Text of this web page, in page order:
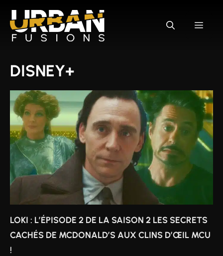
contenu
DISNEY+
LOKI : L’ÉPISODE 2 DE LA SAISON 2 LES SECRETS
CACHÉS DE MCDONALD’S AUX CLINS D’ŒIL MCU
!